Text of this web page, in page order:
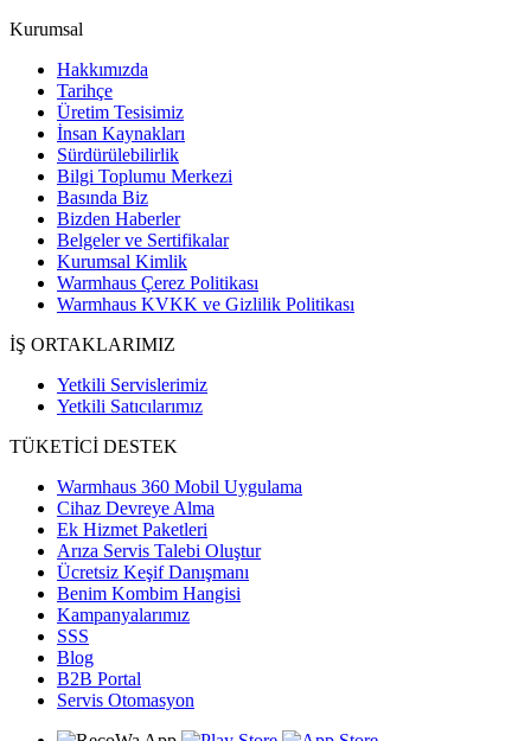
Kurumsal
Hakkımızda
Tarihçe
Üretim Tesisimiz
İnsan Kaynakları
Sürdürülebilirlik
Bilgi Toplumu Merkezi
Basında Biz
Bizden Haberler
Belgeler ve Sertifikalar
Kurumsal Kimlik
Warmhaus Çerez Politikası
Warmhaus KVKK ve Gizlilik Politikası
İŞ ORTAKLARIMIZ
Yetkili Servislerimiz
Yetkili Satıcılarımız
TÜKETİCİ DESTEK
Warmhaus 360 Mobil Uygulama
Cihaz Devreye Alma
Ek Hizmet Paketleri
Arıza Servis Talebi Oluştur
Ücretsiz Keşif Danışmanı
Benim Kombim Hangisi
Kampanyalarımız
SSS
Blog
B2B Portal
Servis Otomasyon